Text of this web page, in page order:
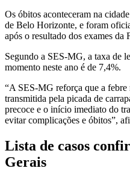
Os óbitos aconteceram na
de Belo Horizonte, e foram
após o resultado dos exames
Segundo a SES-MG, a taxa de
momento neste ano é de 7,4%.
“A SES-MG reforça que a febre
transmitida pela picada de
precoce e o início imediato do
evitar complicações e óbitos”,
Lista de casos
Gerais